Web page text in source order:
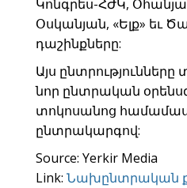
Կոնգրես-ՀԺԿ,
Օսկանյան, «Ելք» եւ
դաշինքները:
Այս ընտրությունները
նոր ընտրական
տոկոսանոց
ընտրակարգով:
Source: Yerkir Media
Link: Նախընտրական